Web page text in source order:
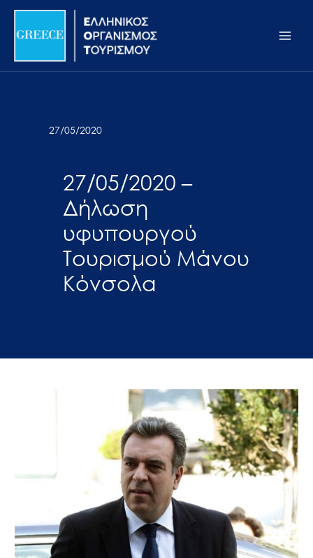
Σημείωση:
ιστότοπος
προσβασιμότητας.
Μετάβαση
περιεχόμενο
27/05/2020
27/05/2020 –
Δήλωση
υφυπουργού
Τουρισμού Μάνου
Κόνσολα